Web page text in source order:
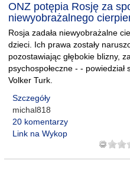
ONZ potępia Rosję za
niewyobrażalnego
Rosja zadała niewyobrażalne
dzieci. Ich prawa zostały
pozostawiając głębokie blizny,
psychospołeczne - - powiedział
Volker Turk.
Szczegóły
michal818
20 komentarzy
Link na Wykop